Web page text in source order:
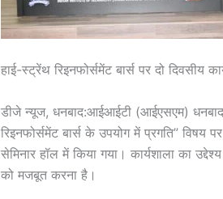
हाई-स्ट्रेंथ रिइनफोर्समेंट बार्स पर दो दिवसीय
डीजे न्यूज, धनबाद:आईआईटी (आईएसएम)
रिइनफोर्समेंट बार्स के उपयोग में प्रगति” विषय
सेमिनार हॉल में किया गया। कार्यशाला का
को मजबूत करना है।